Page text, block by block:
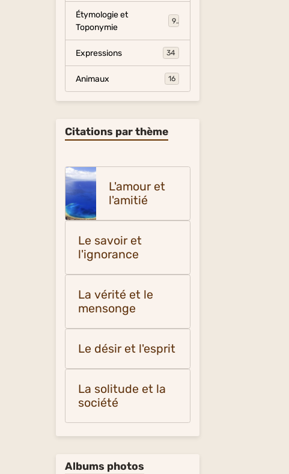
Étymologie et
Toponymie
9
Expressions 34
Animaux 16
Citations par thème
L'amour et
l'amitié
Le savoir et
l'ignorance
La vérité et le
mensonge
Le désir et l'esprit
La solitude et la
société
Albums photos